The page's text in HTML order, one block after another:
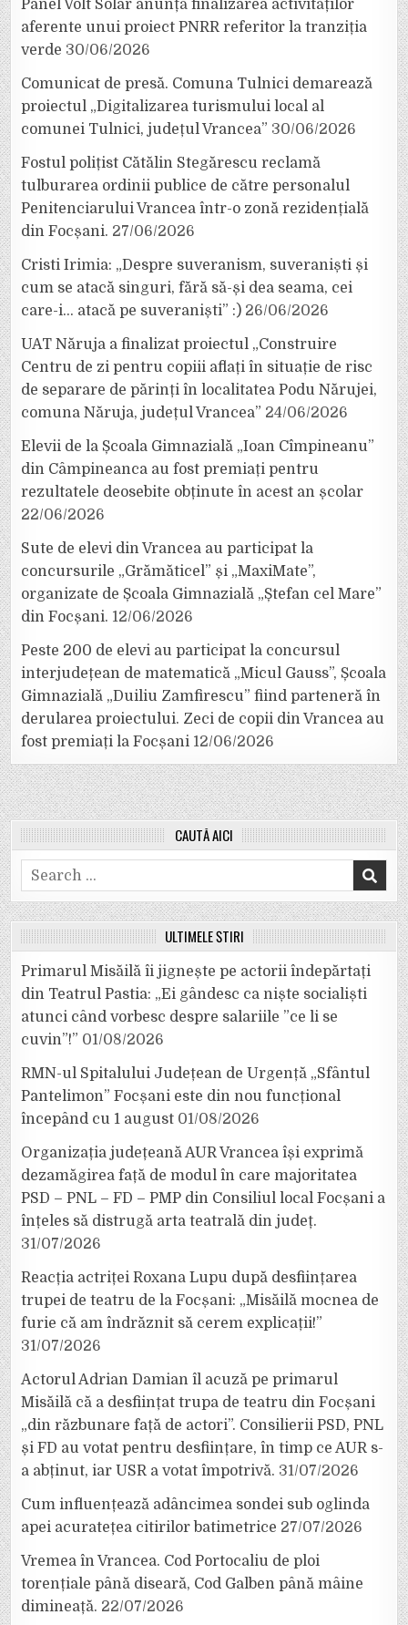
Panel Volt Solar anunță finalizarea activităților
aferente unui proiect PNRR referitor la tranziția
verde 30/06/2026
Comunicat de presă. Comuna Tulnici demarează
proiectul „Digitalizarea turismului local al
comunei Tulnici, județul Vrancea” 30/06/2026
Fostul polițist Cătălin Stegărescu reclamă
tulburarea ordinii publice de către personalul
Penitenciarului Vrancea într-o zonă rezidențială
din Focșani. 27/06/2026
Cristi Irimia: „Despre suveranism, suveraniști și
cum se atacă singuri, fără să-și dea seama, cei
care-i… atacă pe suveraniști” :) 26/06/2026
UAT Năruja a finalizat proiectul „Construire
Centru de zi pentru copiii aflați în situație de risc
de separare de părinți în localitatea Podu Nărujei,
comuna Năruja, județul Vrancea” 24/06/2026
Elevii de la Școala Gimnazială „Ioan Cîmpineanu”
din Câmpineanca au fost premiați pentru
rezultatele deosebite obținute în acest an școlar
22/06/2026
Sute de elevi din Vrancea au participat la
concursurile „Grămăticel” și „MaxiMate”,
organizate de Școala Gimnazială „Ștefan cel Mare”
din Focșani. 12/06/2026
Peste 200 de elevi au participat la concursul
interjudețean de matematică „Micul Gauss”, Școala
Gimnazială „Duiliu Zamfirescu” fiind parteneră în
derularea proiectului. Zeci de copii din Vrancea au
fost premiați la Focșani 12/06/2026
CAUTĂ AICI
Search
for:
ULTIMELE ȘTIRI
Primarul Misăilă îi jignește pe actorii îndepărtați
din Teatrul Pastia: „Ei gândesc ca niște socialiști
atunci când vorbesc despre salariile ”ce li se
cuvin”!” 01/08/2026
RMN-ul Spitalului Județean de Urgență „Sfântul
Pantelimon” Focșani este din nou funcțional
începând cu 1 august 01/08/2026
Organizația județeană AUR Vrancea își exprimă
dezamăgirea față de modul în care majoritatea
PSD – PNL – FD – PMP din Consiliul local Focșani a
înțeles să distrugă arta teatrală din județ.
31/07/2026
Reacția actriței Roxana Lupu după desființarea
trupei de teatru de la Focșani: „Misăilă mocnea de
furie că am îndrăznit să cerem explicații!”
31/07/2026
Actorul Adrian Damian îl acuză pe primarul
Misăilă că a desființat trupa de teatru din Focșani
„din răzbunare față de actori”. Consilierii PSD, PNL
și FD au votat pentru desființare, în timp ce AUR s-
a abținut, iar USR a votat împotrivă. 31/07/2026
Cum influențează adâncimea sondei sub oglinda
apei acuratețea citirilor batimetrice 27/07/2026
Vremea în Vrancea. Cod Portocaliu de ploi
torențiale până diseară, Cod Galben până mâine
dimineață. 22/07/2026